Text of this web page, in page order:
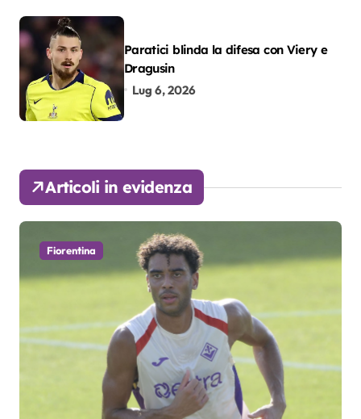
Paratici blinda la difesa con Viery e
Dragusin
Lug 6, 2026
Articoli in evidenza
Fiorentina